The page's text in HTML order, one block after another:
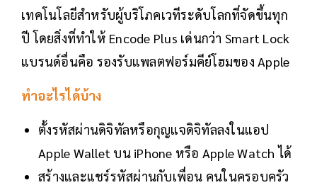
เทคโนโลยีสำหรับผู้บริโภคเวทีระดับโลกที่จัดขึ้นทุก
ปี โดยสิ่งที่ทำให้ Encode Plus เด่นกว่า Smart Lock
แบรนด์อื่นคือ รองรับแพลตฟอร์มคีย์โฮมของ Apple
ทำอะไรได้บ้าง
ตั้งรหัสผ่านดิจิทัลหรือกุญแจดิจิทัลลงในแอป
Apple Wallet บน iPhone หรือ Apple Watch ได้
สร้างและแชร์รหัสผ่านกับเพื่อน คนในครอบครัว